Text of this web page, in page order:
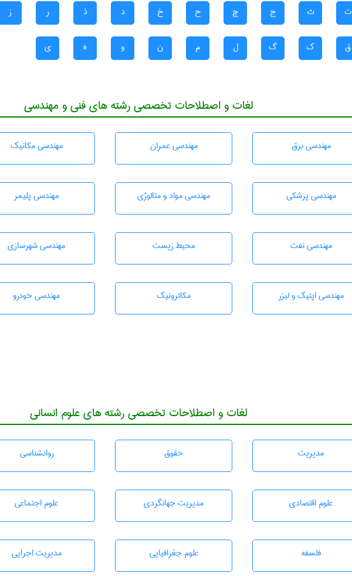
ت ث ج چ ح خ د ذ ر ز
ق ک گ ل م ن و ه ی
لغات و اصطلاحات تخصصی رشته های فنی و مهندسی
مهندسی برق مهندسی عمران مهندسی مکانیک
مهندسی پزشکی مهندسی مواد و متالوژی مهندسی پليمر
مهندسی نفت محيط زيست مهندسی شهرسازی
مهندسی اپتیک و لیزر مکاترونیک مهندسی خودرو
لغات و اصطلاحات تخصصی رشته های علوم انسانی
مديريت حقوق روانشناسی
علوم اقتصادی مديريت جهانگردی علوم اجتماعی
فلسفه علوم جغرافيايی مديريت اجرايی